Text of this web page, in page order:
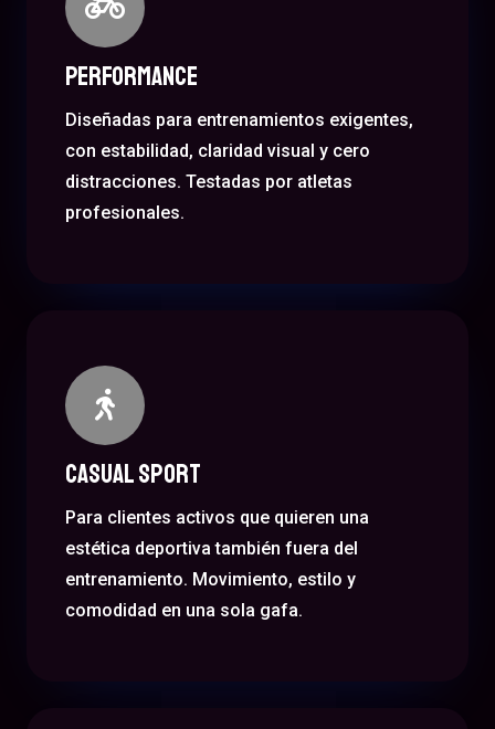
Performance
Diseñadas para entrenamientos exigentes,
con estabilidad, claridad visual y cero
distracciones. Testadas por atletas
profesionales.
Casual Sport
Para clientes activos que quieren una
estética deportiva también fuera del
entrenamiento. Movimiento, estilo y
comodidad en una sola gafa.